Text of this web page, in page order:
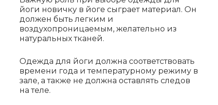
йоги новичку в йоге сыграет материал. Он
должен быть легким и
воздухопроницаемым, желательно из
натуральных тканей.
Одежда для йоги должна соответствовать
времени года и температурному режиму в
зале, а также не должна оставлять следов
на теле.